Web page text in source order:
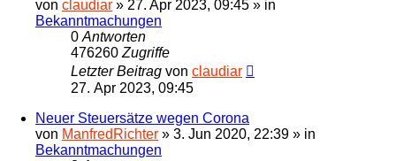
von claudiar » 27. Apr 2023, 09:45 » in
Bekanntmachungen
0 Antworten
476260 Zugriffe
Letzter Beitrag von claudiar
27. Apr 2023, 09:45
Neuer Steuersätze wegen Corona
von ManfredRichter » 3. Jun 2020, 22:39 » in
Bekanntmachungen